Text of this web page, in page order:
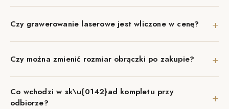
Czy grawerowanie laserowe jest wliczone w cenę? +
Czy można zmienić rozmiar obrączki po zakupie? +
Co wchodzi w sk\u{0142}ad kompletu przy
odbiorze?
+